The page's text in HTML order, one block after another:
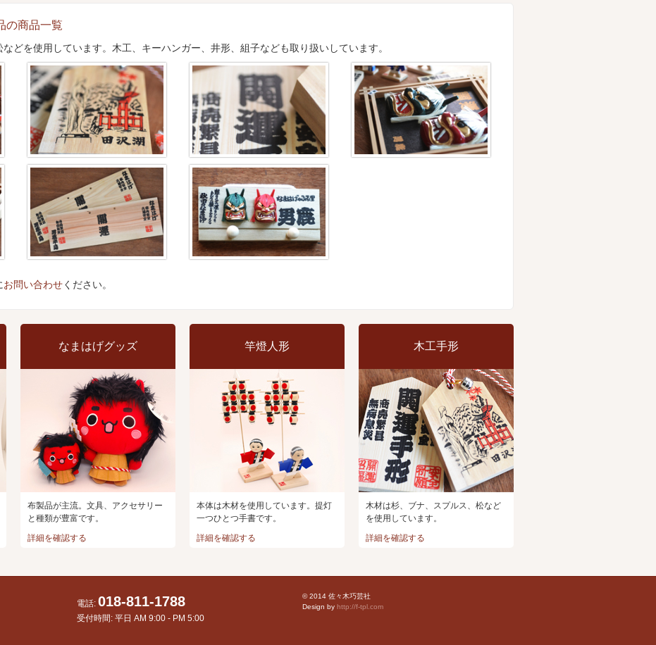
の商品一覧
どを使用しています。木工、キーハンガー、井形、組子なども取り扱いしています。
お問い合わせください。
なまはげグッズ
布製品が主流。文具、アクセサリー
と種類が豊富です。
詳細を確認する
竿燈人形
本体は木材を使用しています。提灯
一つひとつ手書です。
詳細を確認する
木工手形
木材は杉、ブナ、スプルス、松など
を使用しています。
詳細を確認する
電話: 018-811-1788
受付時間: 平日 AM 9:00 - PM 5:00
© 2014 佐々木巧芸社
Design by http://f-tpl.com